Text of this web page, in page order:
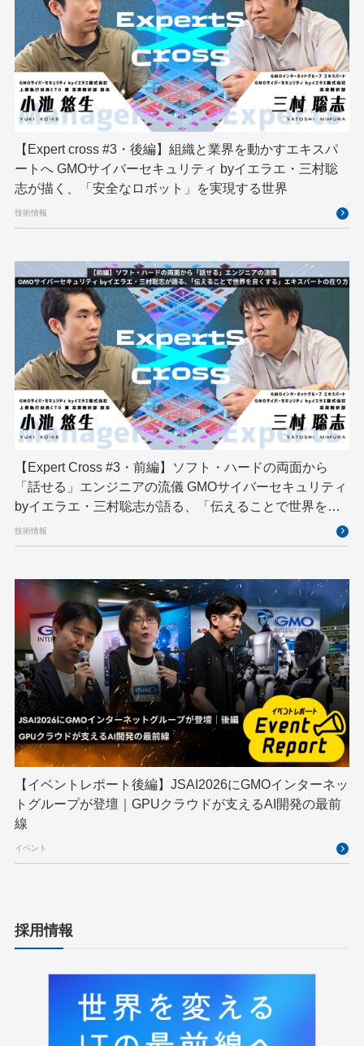
ソフトウェアサプライチェーン チームビルディング
デザイン ネットのセキュリティもGMO
ハーネスエンジニアリング バックエンド
ヒューマノイド ヒューマノイドロボット
プログラミング教育
ブロックチェーン フロントエンド ペアリング暗号
ゆめみらいワーク リモートワーク
レンタルサーバー
人工知能 人工知能学会 国際ロボット展
国際標準化 基礎 多拠点開発 大阪公立大学
宮崎オフィス 強化学習 応用
技育プロジェクト 技術広報 技術書典
拡張知能 新卒 新卒研修 映像
映像クリエイター 暗号 業務効率化
生成AI 産学連携
研究開発 耐量子暗号 脆弱性診断 開発者
【Expert cross #3・後編】組織と業界を動かすエキスパ
ートへ GMOサイバーセキュリティ byイエラエ・三村聡
志が描く、「安全なロボット」を実現する世界
技術情報
【Expert Cross #3・前編】ソフト・ハードの両面から
「話せる」エンジニアの流儀 GMOサイバーセキュリティ
byイエラエ・三村聡志が語る、「伝えることで世界を良
くする」エキスパートの在り方
技術情報
【イベントレポート後編】JSAI2026にGMOインターネッ
トグループが登壇｜GPUクラウドが支えるAI開発の最前
線
イベント
採用情報